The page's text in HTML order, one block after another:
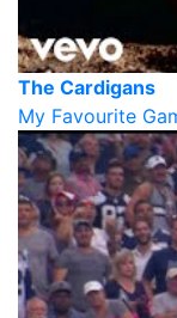
The Cardigans
My Favourite